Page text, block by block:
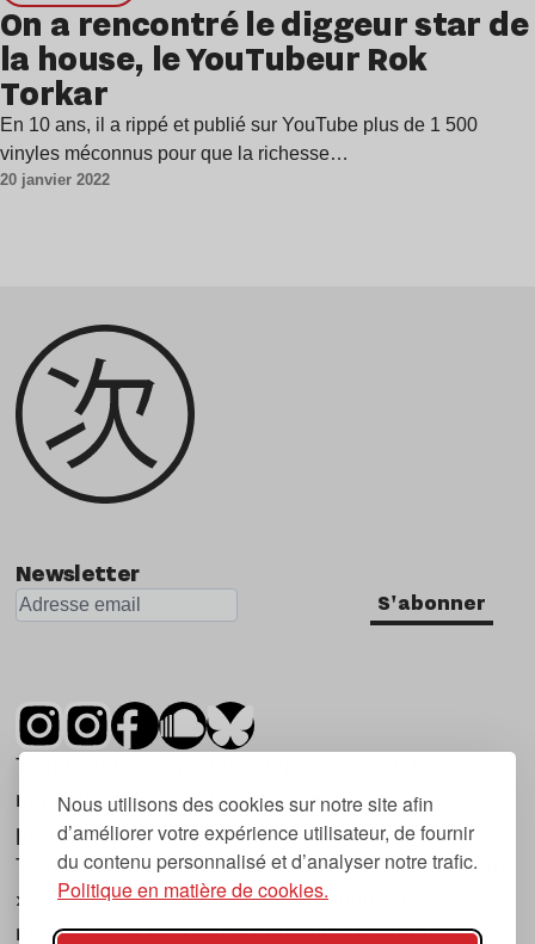
Nous utilisons des cookies sur notre site afin
d’améliorer votre expérience utilisateur, de fournir
du contenu personnalisé et d’analyser notre trafic.
Politique en matière de cookies.
On a rencontré le diggeur star de
la house, le YouTubeur Rok
Torkar
En 10 ans, il a rippé et publié sur YouTube plus de 1 500
vinyles méconnus pour que la richesse…
20 janvier 2022
Newsletter
S'abonner
Tsugi est un mensuel indépendant sur la
musique et les nouvelles tendances, dont la
première parution date de 2007.
Tsugi en japonais signifie « prochain », « suivant
», ce qui correspond à la thématique du
magazine, à l’affût des nouvelles tendances